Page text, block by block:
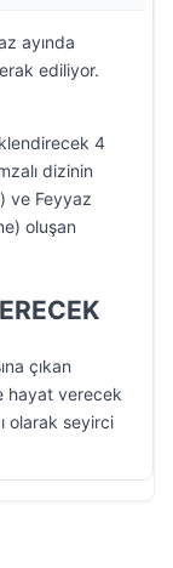
ayında
ediliyor.
4
dizinin
ve Feyyaz
oluşan
çıkan
hayat verecek
olarak seyirci